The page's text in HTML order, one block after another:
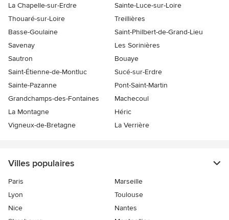
La Chapelle-sur-Erdre
Sainte-Luce-sur-Loire
Thouaré-sur-Loire
Treillières
Basse-Goulaine
Saint-Philbert-de-Grand-Lieu
Savenay
Les Sorinières
Sautron
Bouaye
Saint-Étienne-de-Montluc
Sucé-sur-Erdre
Sainte-Pazanne
Pont-Saint-Martin
Grandchamps-des-Fontaines
Machecoul
La Montagne
Héric
Vigneux-de-Bretagne
La Verrière
Villes populaires
Paris
Marseille
Lyon
Toulouse
Nice
Nantes